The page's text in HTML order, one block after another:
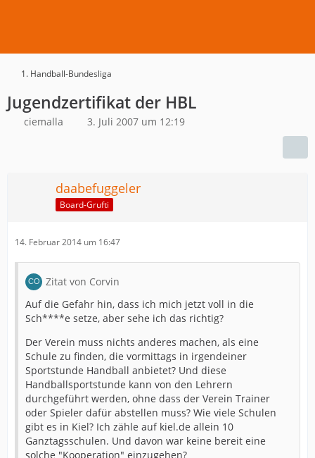
1. Handball-Bundesliga
Jugendzertifikat der HBL
ciemalla 3. Juli 2007 um 12:19
daabefuggeler
Board-Grufti
14. Februar 2014 um 16:47
Zitat von Corvin
Auf die Gefahr hin, dass ich mich jetzt voll in die
Sch****e setze, aber sehe ich das richtig?
Der Verein muss nichts anderes machen, als eine
Schule zu finden, die vormittags in irgendeiner
Sportstunde Handball anbietet? Und diese
Handballsportstunde kann von den Lehrern
durchgeführt werden, ohne dass der Verein Trainer
oder Spieler dafür abstellen muss? Wie viele Schulen
gibt es in Kiel? Ich zähle auf kiel.de allein 10
Ganztagsschulen. Und davon war keine bereit eine
solche "Kooperation" einzugehen?